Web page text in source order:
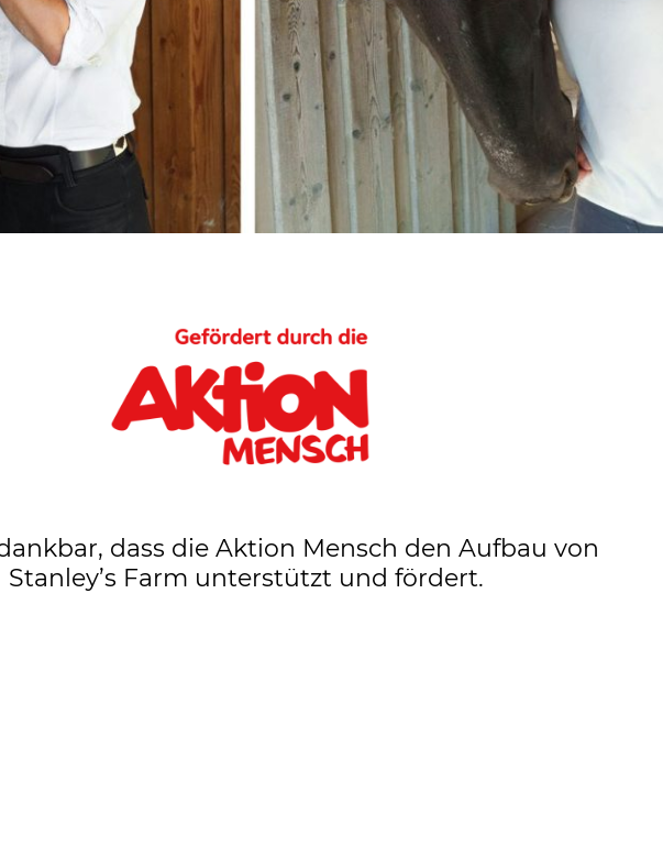
dass die Aktion Mensch den Aufbau von
Stanley’s Farm unterstützt und fördert.